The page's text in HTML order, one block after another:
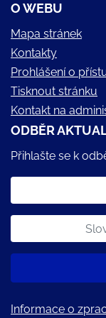
O WEBU
Mapa stránek
Kontakty
Prohlášení o
Tisknout stránku
Kontakt na
ODBĚR
Přihlašte se k
Informace o